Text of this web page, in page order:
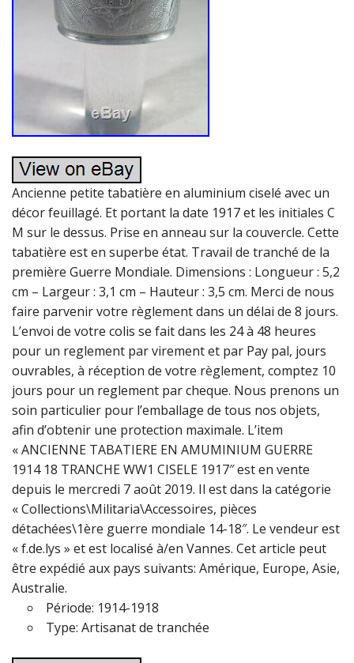
Ancienne petite tabatière en aluminium ciselé avec un
décor feuillagé. Et portant la date 1917 et les initiales C
M sur le dessus. Prise en anneau sur la couvercle. Cette
tabatière est en superbe état. Travail de tranché de la
première Guerre Mondiale. Dimensions : Longueur : 5,2
cm – Largeur : 3,1 cm – Hauteur : 3,5 cm. Merci de nous
faire parvenir votre règlement dans un délai de 8 jours.
L’envoi de votre colis se fait dans les 24 à 48 heures
pour un reglement par virement et par Pay pal, jours
ouvrables, à réception de votre règlement, comptez 10
jours pour un reglement par cheque. Nous prenons un
soin particulier pour l’emballage de tous nos objets,
afin d’obtenir une protection maximale. L’item
« ANCIENNE TABATIERE EN AMUMINIUM GUERRE
1914 18 TRANCHE WW1 CISELE 1917″ est en vente
depuis le mercredi 7 août 2019. Il est dans la catégorie
« Collections\Militaria\Accessoires, pièces
détachées\1ère guerre mondiale 14-18″. Le vendeur est
« f.de.lys » et est localisé à/en Vannes. Cet article peut
être expédié aux pays suivants: Amérique, Europe, Asie,
Australie.
Période: 1914-1918
Type: Artisanat de tranchée